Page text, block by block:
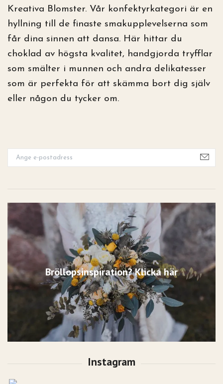
Bröllopsinspiration? Klicka här
Kreativa Blomster. Vår konfektyrkategori är en
hyllning till de finaste smakupplevelserna som
får dina sinnen att dansa. Här hittar du
choklad av högsta kvalitet, handgjorda tryfflar
som smälter i munnen och andra delikatesser
som är perfekta för att skämma bort dig själv
eller någon du tycker om.